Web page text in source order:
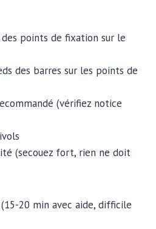
points de fixation sur le
des barres sur les points de
(vérifiez notice
(secouez fort, rien ne doit
(15-20 min avec aide, difficile